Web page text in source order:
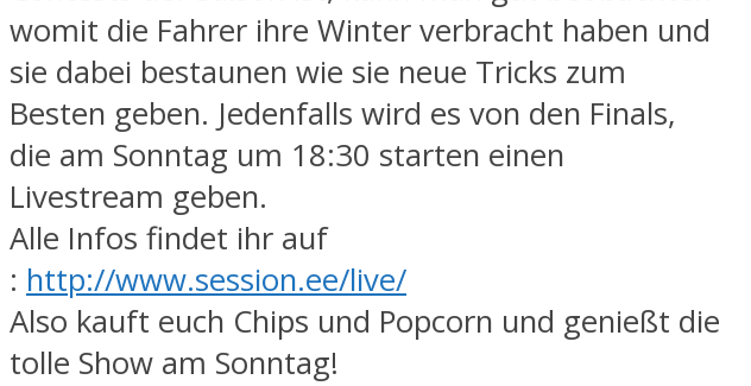
womit die Fahrer ihre Winter verbracht haben und
sie dabei bestaunen wie sie neue Tricks zum
Besten geben. Jedenfalls wird es von den Finals,
die am Sonntag um 18:30 starten einen
Livestream geben.
Alle Infos findet ihr auf
: http://www.session.ee/live/
Also kauft euch Chips und Popcorn und genießt die
tolle Show am Sonntag!